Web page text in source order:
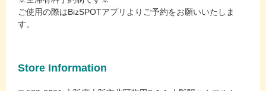
ご使用の際はBizSPOTアプリよりご予約をお願いいたしま
す。
Store Information